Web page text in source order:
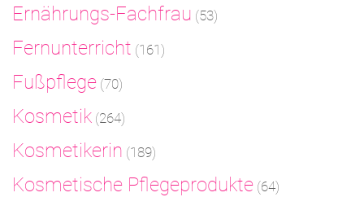
Ernährungs-Fachfrau (53)
Fernunterricht (161)
Fußpflege (70)
Kosmetik (264)
Kosmetikerin (189)
Kosmetische Pflegeprodukte (64)